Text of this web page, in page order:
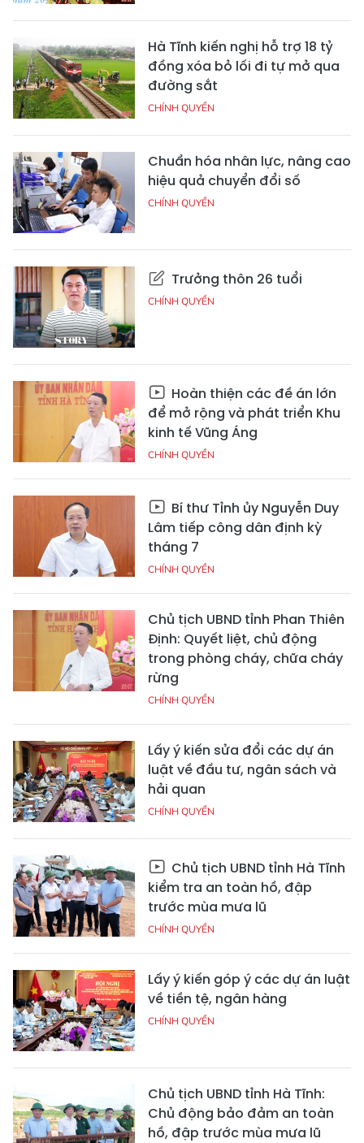
Hà Tĩnh kiến nghị hỗ trợ 18 tỷ
đồng xóa bỏ lối đi tự mở qua
đường sắt
CHÍNH QUYỀN
Chuẩn hóa nhân lực, nâng cao
hiệu quả chuyển đổi số
CHÍNH QUYỀN
Trưởng thôn 26 tuổi
CHÍNH QUYỀN
Hoàn thiện các đề án lớn
để mở rộng và phát triển Khu
kinh tế Vũng Áng
CHÍNH QUYỀN
Bí thư Tỉnh ủy Nguyễn Duy
Lâm tiếp công dân định kỳ
tháng 7
CHÍNH QUYỀN
Chủ tịch UBND tỉnh Phan Thiên
Định: Quyết liệt, chủ động
trong phòng cháy, chữa cháy
rừng
CHÍNH QUYỀN
Lấy ý kiến sửa đổi các dự án
luật về đầu tư, ngân sách và
hải quan
CHÍNH QUYỀN
Chủ tịch UBND tỉnh Hà Tĩnh
kiểm tra an toàn hồ, đập
trước mùa mưa lũ
CHÍNH QUYỀN
Lấy ý kiến góp ý các dự án luật
về tiền tệ, ngân hàng
CHÍNH QUYỀN
Chủ tịch UBND tỉnh Hà Tĩnh:
Chủ động bảo đảm an toàn
hồ, đập trước mùa mưa lũ